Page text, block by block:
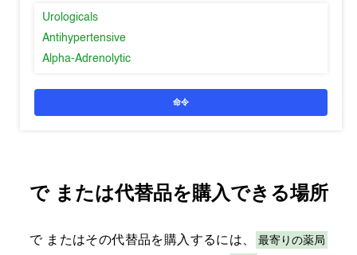
Urologicals
Antihypertensive
Alpha-Adrenolytic
命令
で または代替品を購入できる場所
で またはその代替品を購入するには、
最寄りの薬局